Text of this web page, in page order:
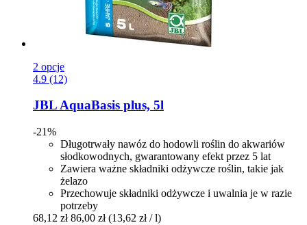
2 opcje
4.9 (12)
JBLAquaBasis plus, 5l
-21%
Długotrwały nawóz do hodowli roślin do akwariów
słodkowodnych, gwarantowany efekt przez 5 lat
Zawiera ważne składniki odżywcze roślin, takie jak
żelazo
Przechowuje składniki odżywcze i uwalnia je w razie
potrzeby
68,12 zł 86,00 zł (13,62 zł / l)